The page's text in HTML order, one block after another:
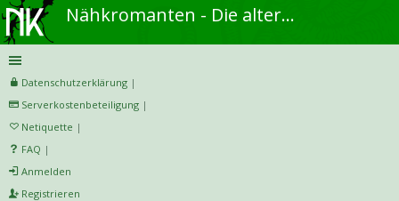
Nähkromanten - Die alternative Näh- und DIY-Community
Datenschutzerklärung |
Serverkostenbeteiligung |
Netiquette |
FAQ |
Anmelden
Registrieren